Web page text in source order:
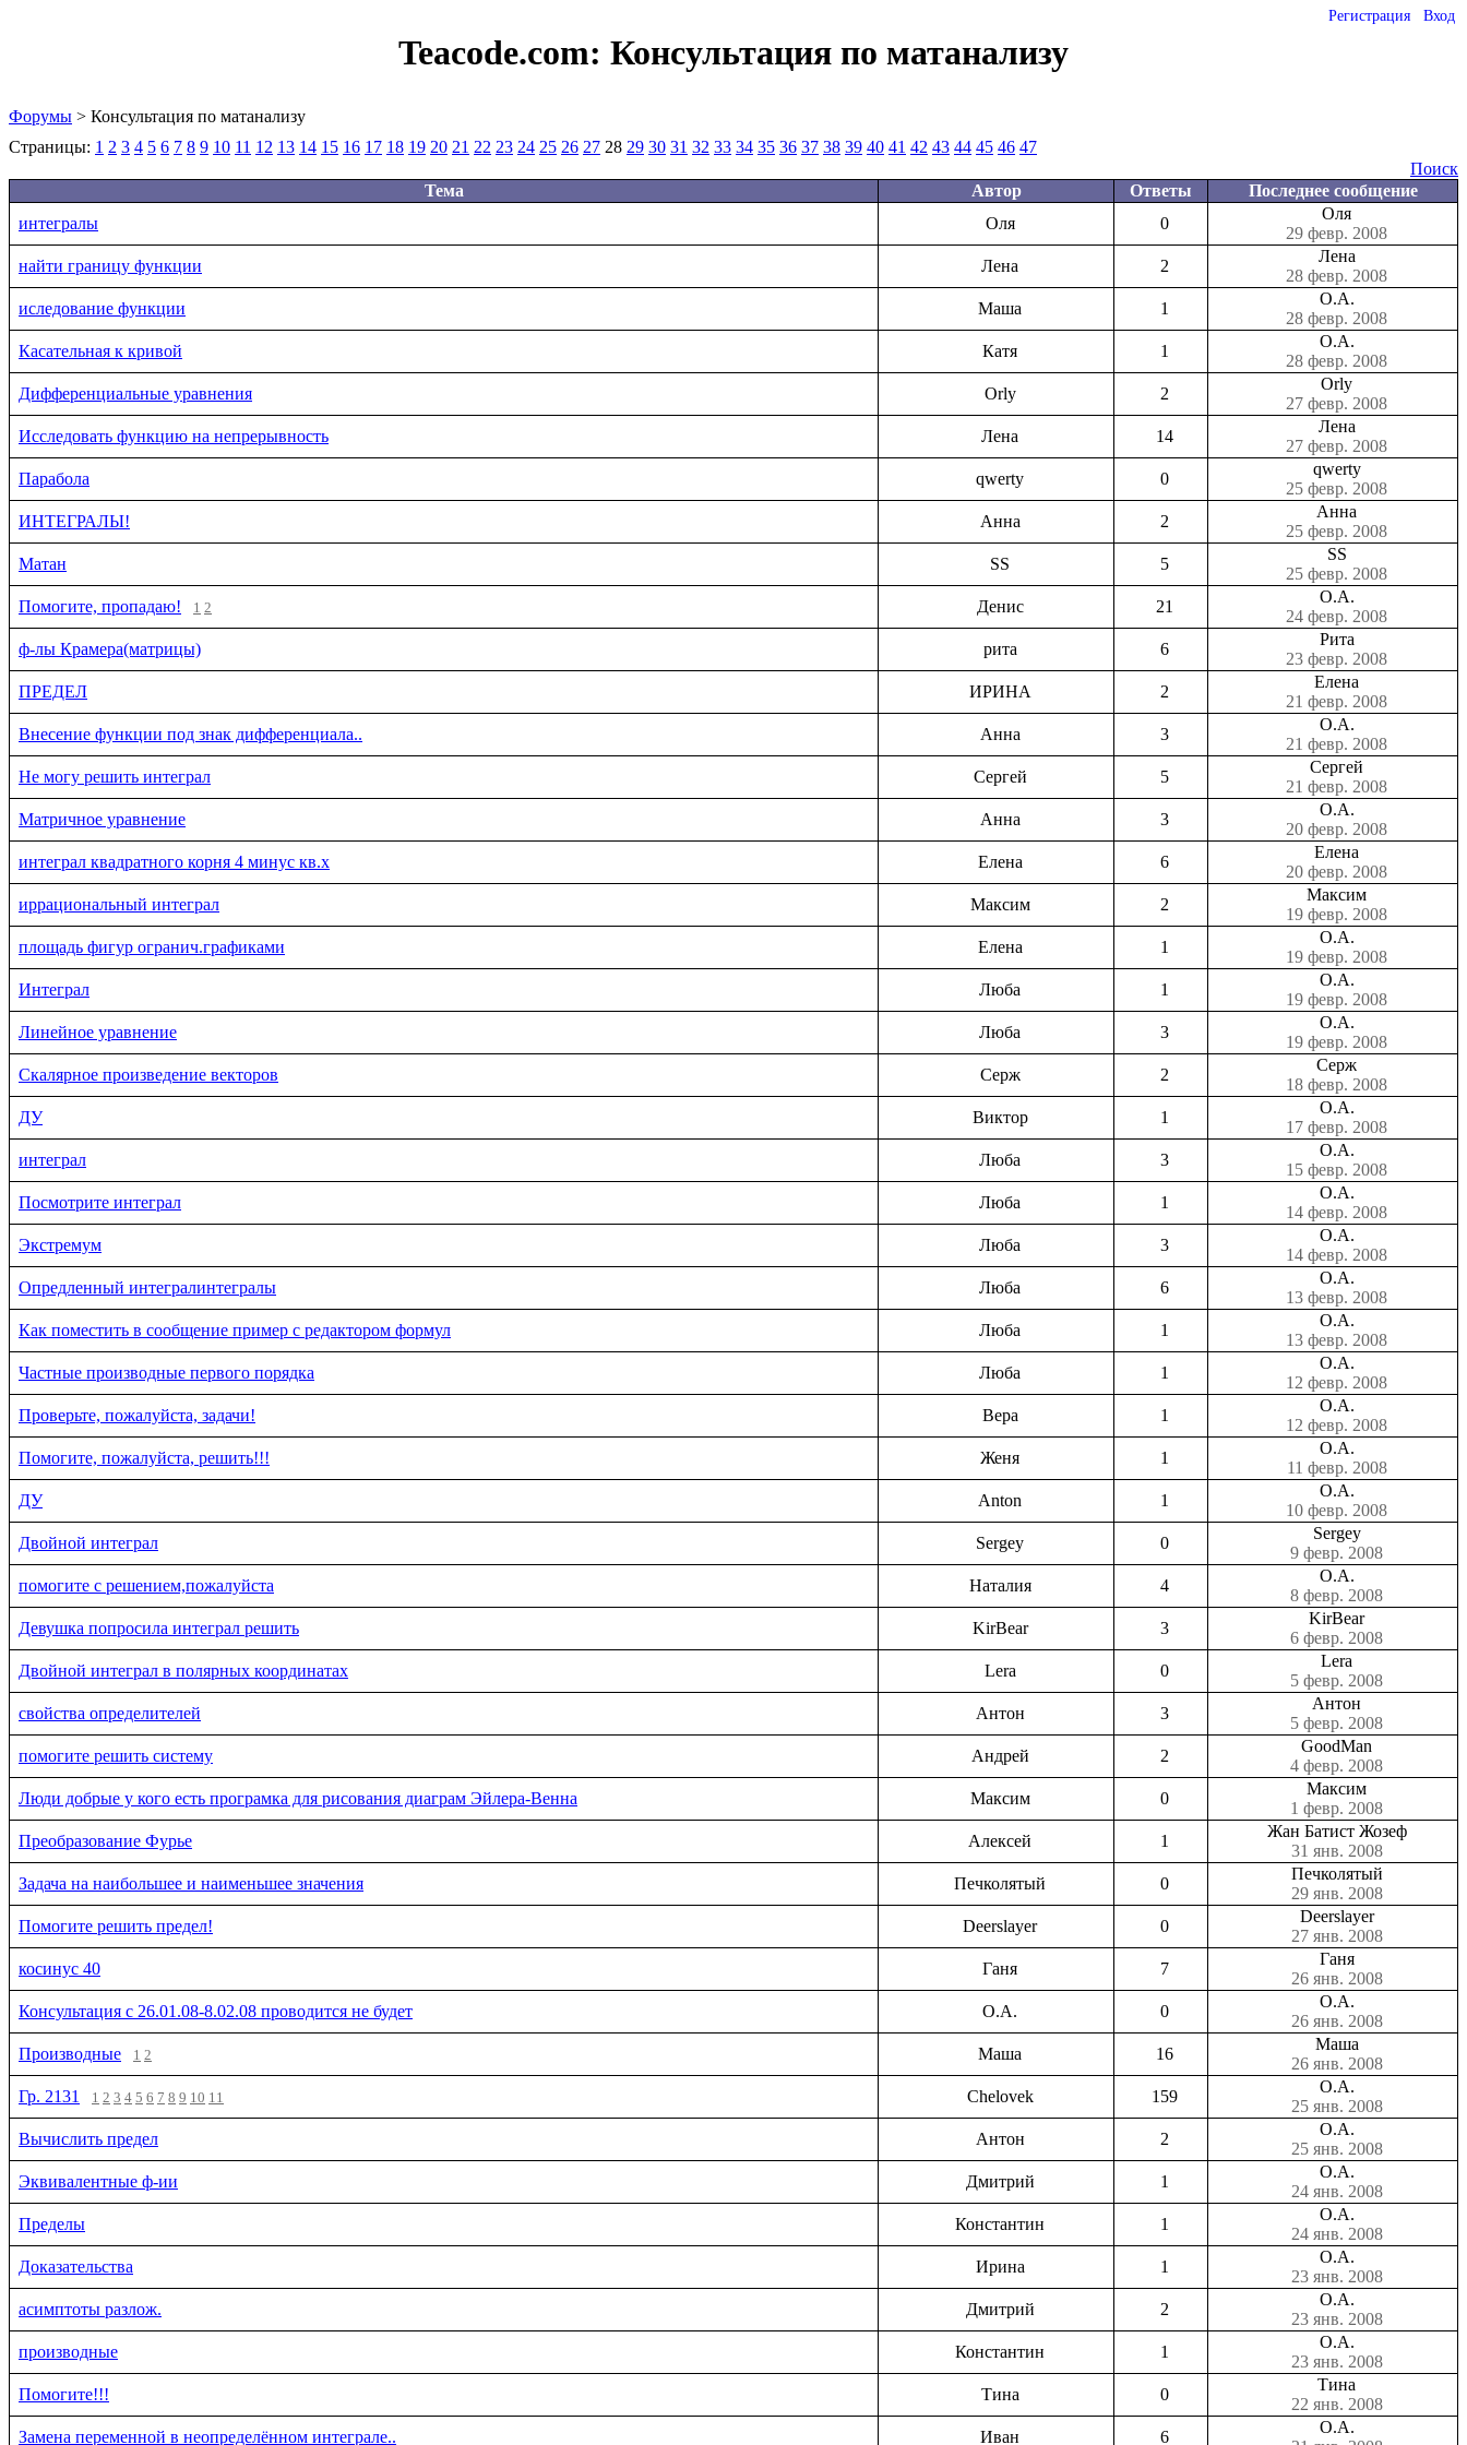
Регистрация Вход
Teacode.com: Консультация по матанализу
Форумы > Консультация по матанализу
Страницы: 1 2 3 4 5 6 7 8 9 10 11 12 13 14 15 16 17 18 19 20 21 22 23 24 25 26 27 28 29 30 31 32 33 34 35 36 37 38 39 40 41 42 43 44 45 46 47
Поиск
Тема
Автор Ответы
Последнее сообщение
интегралы
Оля 0
Оля
29 февр. 2008
найти границу функции
Лена 2
Лена
28 февр. 2008
иследование функции
Маша 1
О.А.
28 февр. 2008
Касательная к кривой
Катя 1
О.А.
28 февр. 2008
Дифференциальные уравнения
Orly 2
Orly
27 февр. 2008
Исследовать функцию на непрерывность
Лена 14
Лена
27 февр. 2008
Парабола
qwerty 0
qwerty
25 февр. 2008
ИНТЕГРАЛЫ!
Анна 2
Анна
25 февр. 2008
Матан
SS 5
SS
25 февр. 2008
Помогите, пропадаю!
1 2 Денис 21
О.А.
24 февр. 2008
ф-лы Крамера(матрицы)
рита 6
Рита
23 февр. 2008
ПРЕДЕЛ
ИРИНА 2
Елена
21 февр. 2008
Внесение функции под знак дифференциала..
Анна 3
О.А.
21 февр. 2008
Не могу решить интеграл
Сергей 5
Сергей
21 февр. 2008
Матричное уравнение
Анна 3
О.А.
20 февр. 2008
интеграл квадратного корня 4 минус кв.х
Елена 6
Елена
20 февр. 2008
иррациональный интеграл
Максим 2
Максим
19 февр. 2008
площадь фигур огранич.графиками
Елена 1
О.А.
19 февр. 2008
Интеграл
Люба 1
О.А.
19 февр. 2008
Линейное уравнение
Люба 3
О.А.
19 февр. 2008
Скалярное произведение векторов
Серж 2
Серж
18 февр. 2008
ДУ
Виктор 1
О.А.
17 февр. 2008
интеграл
Люба 3
О.А.
15 февр. 2008
Посмотрите интеграл
Люба 1
О.А.
14 февр. 2008
Экстремум
Люба 3
О.А.
14 февр. 2008
Опредленный интегралинтегралы
Люба 6
О.А.
13 февр. 2008
Как поместить в сообщение пример с редактором формул
Люба 1
О.А.
13 февр. 2008
Частные производные первого порядка
Люба 1
О.А.
12 февр. 2008
Проверьте, пожалуйста, задачи!
Вера 1
О.А.
12 февр. 2008
Помогите, пожалуйста, решить!!!
Женя 1
О.А.
11 февр. 2008
ДУ
Anton 1
О.А.
10 февр. 2008
Двойной интеграл
Sergey 0
Sergey
9 февр. 2008
помогите с решением,пожалуйста
Наталия 4
О.А.
8 февр. 2008
Девушка попросила интеграл решить
KirBear 3
KirBear
6 февр. 2008
Двойной интеграл в полярных координатах
Lera 0
Lera
5 февр. 2008
свойства определителей
Антон 3
Антон
5 февр. 2008
помогите решить систему
Андрей 2
GoodMan
4 февр. 2008
Люди добрые у кого есть програмка для рисования диаграм Эйлера-Венна
Максим 0
Максим
1 февр. 2008
Преобразование Фурье
Алексей 1
Жан Батист Жозеф
31 янв. 2008
Задача на наибольшее и наименьшее значения
Печколятый 0
Печколятый
29 янв. 2008
Помогите решить предел!
Deerslayer 0
Deerslayer
27 янв. 2008
косинус 40
Ганя 7
Ганя
26 янв. 2008
Консультация с 26.01.08-8.02.08 проводится не будет
О.А. 0
О.А.
26 янв. 2008
Производные
1 2 Маша 16
Маша
26 янв. 2008
Гр. 2131
1 2 3 4 5 6 7 8 9 10 11 Chelovek 159
О.А.
25 янв. 2008
Вычислить предел
Антон 2
О.А.
25 янв. 2008
Эквивалентные ф-ии
Дмитрий 1
О.А.
24 янв. 2008
Пределы
Константин 1
О.А.
24 янв. 2008
Доказательства
Ирина 1
О.А.
23 янв. 2008
асимптоты разлож.
Дмитрий 2
О.А.
23 янв. 2008
производные
Константин 1
О.А.
23 янв. 2008
Помогите!!!
Тина 0
Тина
22 янв. 2008
Замена переменной в неопределённом интеграле..
Иван 6
О.А.